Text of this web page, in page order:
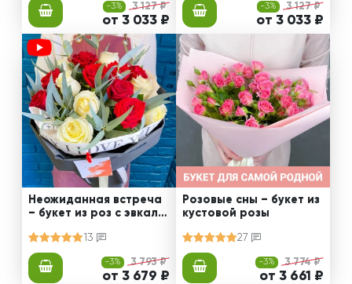
-3% 3 127 ₽
от 3 033 ₽
-3% 3 127 ₽
от 3 033 ₽
Неожиданная встреча
– букет из роз с эвкали
13
-3% 3 793 ₽
от 3 679 ₽
Розовые сны – букет из
кустовой розы
27
-3% 3 774 ₽
от 3 661 ₽